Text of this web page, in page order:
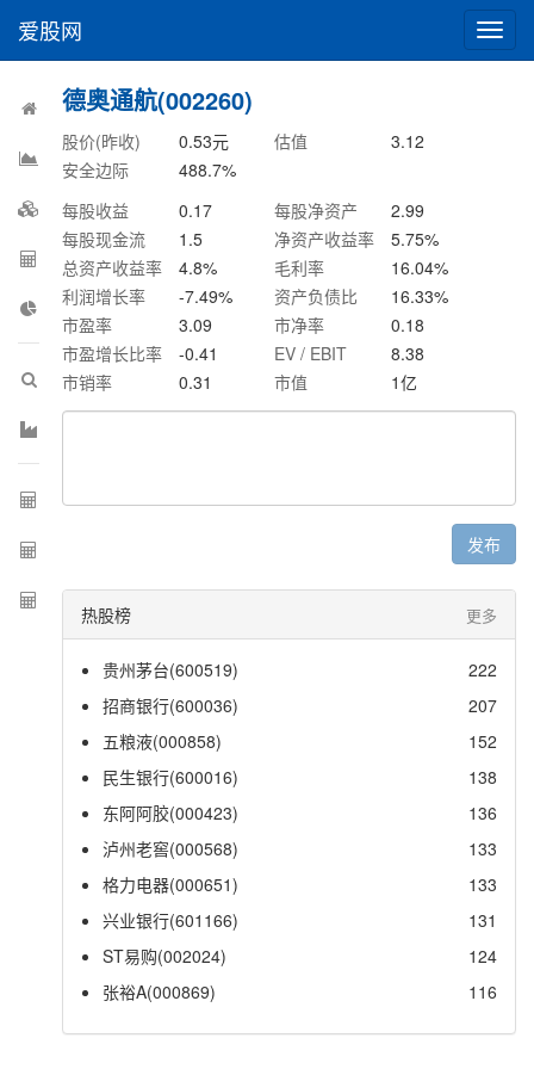
切
换
爱股网
德奥通航(002260)
股价(昨收) 0.53元 估值
3.12
安全边际
488.7%
每股收益
0.17 每股净资产
2.99
每股现金流
1.5 净资产收益率 5.75%
总资产收益率
4.8% 毛利率 16.04%
利润增长率
-7.49% 资产负债比 16.33%
市盈率
3.09 市净率
0.18
市盈增长比率
-0.41 EV / EBIT
8.38
市销率
0.31 市值 1亿
发布
热股榜 更多
贵州茅台(600519)
222
招商银行(600036)
207
五粮液(000858)
152
民生银行(600016)
138
东阿阿胶(000423)
136
泸州老窖(000568)
133
格力电器(000651)
133
兴业银行(601166)
131
ST易购(002024)
124
张裕A(000869)
116